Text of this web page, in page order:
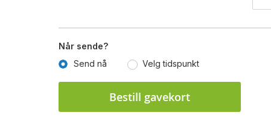
Når sende?
Send nå
Velg tidspunkt
Bestill gavekort